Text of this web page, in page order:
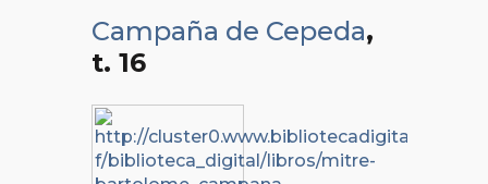
Campaña de Cepeda,
t. 16